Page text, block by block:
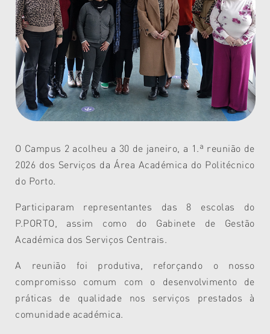
O Campus 2 acolheu a 30 de janeiro, a 1.ª reunião de
2026 dos Serviços da Área Académica do Politécnico
do Porto.
Participaram representantes das 8 escolas do
P.PORTO, assim como do Gabinete de Gestão
Académica dos Serviços Centrais.
A reunião foi produtiva, reforçando o nosso
compromisso comum com o desenvolvimento de
práticas de qualidade nos serviços prestados à
comunidade académica.